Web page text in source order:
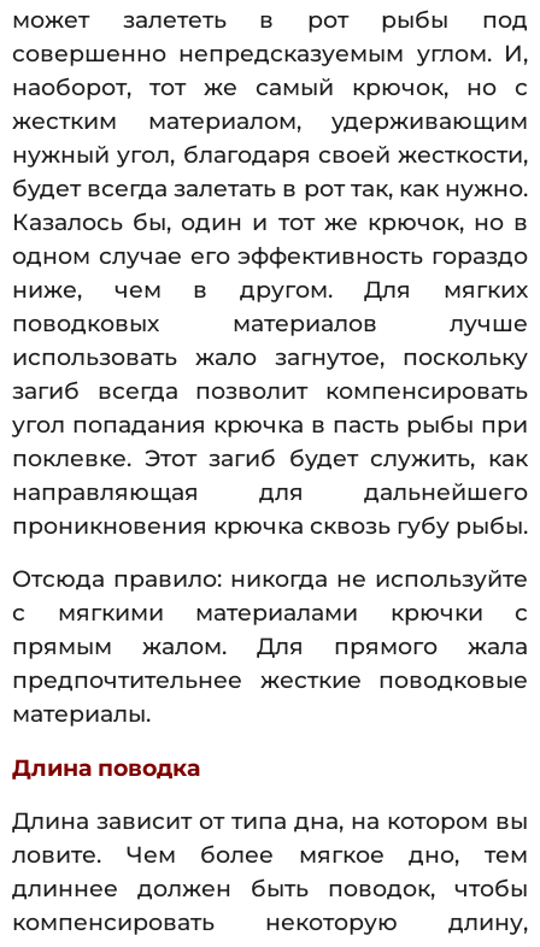
может залететь в рот рыбы под
совершенно непредсказуемым углом. И,
наоборот, тот же самый крючок, но с
жестким материалом, удерживающим
нужный угол, благодаря своей жесткости,
будет всегда залетать в рот так, как нужно.
Казалось бы, один и тот же крючок, но в
одном случае его эффективность гораздо
ниже, чем в другом. Для мягких
поводковых материалов лучше
использовать жало загнутое, поскольку
загиб всегда позволит компенсировать
угол попадания крючка в пасть рыбы при
поклевке. Этот загиб будет служить, как
направляющая для дальнейшего
проникновения крючка сквозь губу рыбы.
Отсюда правило: никогда не используйте
с мягкими материалами крючки с
прямым жалом. Для прямого жала
предпочтительнее жесткие поводковые
материалы.
Длина поводка
Длина зависит от типа дна, на котором вы
ловите. Чем более мягкое дно, тем
длиннее должен быть поводок, чтобы
компенсировать некоторую длину,